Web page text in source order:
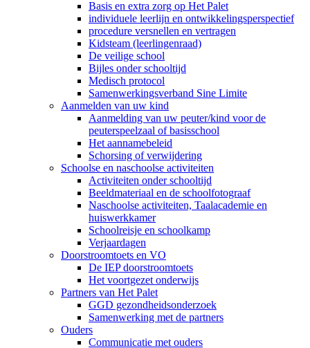
Basis en extra zorg op Het Palet
individuele leerlijn en ontwikkelingsperspectief
procedure versnellen en vertragen
Kidsteam (leerlingenraad)
De veilige school
Bijles onder schooltijd
Medisch protocol
Samenwerkingsverband Sine Limite
Aanmelden van uw kind
Aanmelding van uw peuter/kind voor de
peuterspeelzaal of basisschool
Het aannamebeleid
Schorsing of verwijdering
Schoolse en naschoolse activiteiten
Activiteiten onder schooltijd
Beeldmateriaal en de schoolfotograaf
Naschoolse activiteiten, Taalacademie en
huiswerkkamer
Schoolreisje en schoolkamp
Verjaardagen
Doorstroomtoets en VO
De IEP doorstroomtoets
Het voortgezet onderwijs
Partners van Het Palet
GGD gezondheidsonderzoek
Samenwerking met de partners
Ouders
Communicatie met ouders